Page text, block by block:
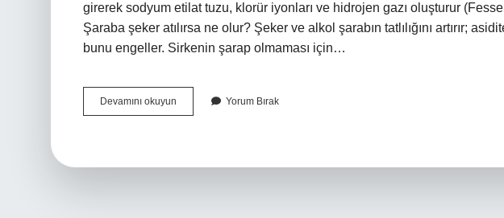
girerek sodyum etilat tuzu, klorür iyonları ve hidrojen gazı oluşturur
Şaraba şeker atılırsa ne olur? Şeker ve alkol şarabın tatlılığını artırır;
bunu engeller. Sirkenin şarap olmaması için…
Devamını okuyun
Tuz
Yorum Bırak